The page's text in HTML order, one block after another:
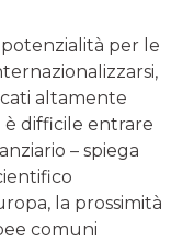
potenzialità per le
altamente
è difficile entrare
– spiega
la prossimità
comuni